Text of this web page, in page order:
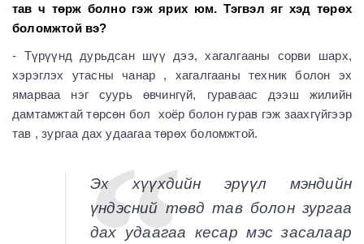
тав ч төрж болно гэж ярих юм. Тэгвэл яг хэд төрөх
боломжтой вэ?
- Түрүүнд дурьдсан шүү дээ, хагалгааны сорви шарх,
хэрэглэх утасны чанар , хагалгааны техник болон эх
ямарваа нэг суурь өвчингүй, гураваас дээш жилийн
дамтамжтай төрсөн бол хоёр болон гурав гэж заахгүйгээр
тав , зургаа дах удаагаа төрөх боломжтой.
Эх хүүхдийн эрүүл мэндийн
үндэсний төвд тав болон зургаа
дах удаагаа кесар мэс засалаар